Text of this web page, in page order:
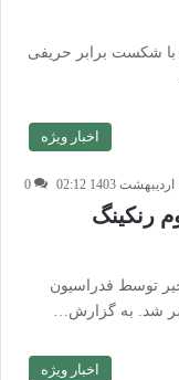
ایران با شکست برابر حریفی
اخبار ویژه
0
رنکینگ
توسط فدراسیون
شد. به گزارش…
اخبار ویژه